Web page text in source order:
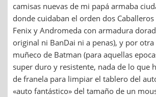
camisas nuevas de mi papá armaba
donde cuidaban el orden dos
Fenix y Andromeda con armadura
original ni BanDai ni a penas), y por
muñeco de Batman (para aquellas
super duro y resistente, nada de lo que
de franela para limpiar el tablero del
«auto fantástico» del tamaño de un